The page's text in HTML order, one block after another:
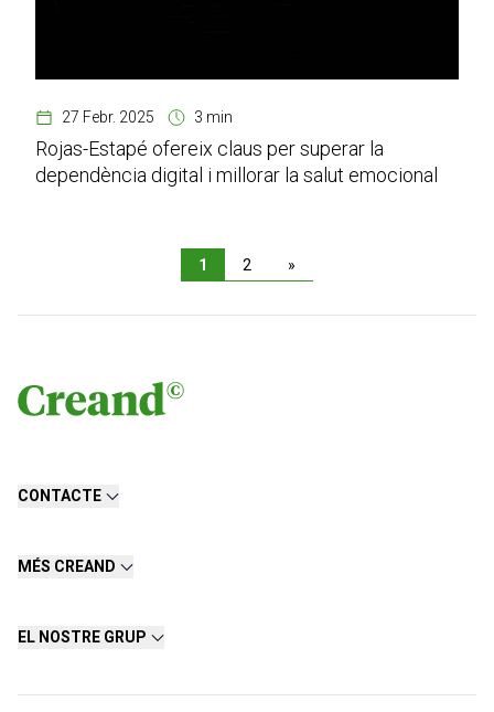
27 Febr. 2025 3 min
Rojas-Estapé ofereix claus per superar la
dependència digital i millorar la salut emocional
1 2 »
CONTACTE
MÉS CREAND
EL NOSTRE GRUP